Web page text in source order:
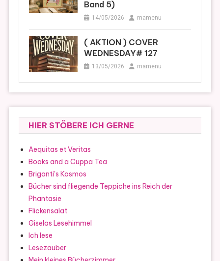
Band 5)
14/05/2026 mamenu
( AKTION ) COVER
WEDNESDAY# 127
13/05/2026 mamenu
HIER STÖBERE ICH GERNE
Aequitas et Veritas
Books and a Cuppa Tea
Briganti's Kosmos
Bücher sind fliegende Teppiche ins Reich der
Phantasie
Flickensalat
Giselas Lesehimmel
Ich lese
Lesezauber